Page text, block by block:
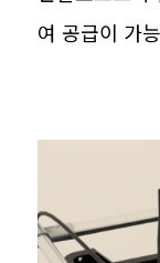
여 공급이 가